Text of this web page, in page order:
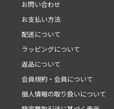
お問い合わせ
お支払い方法
配送について
ラッピングについて
返品について
会員規約・会員について
個人情報の取り扱いについて